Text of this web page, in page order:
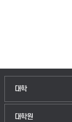
대학
대학원